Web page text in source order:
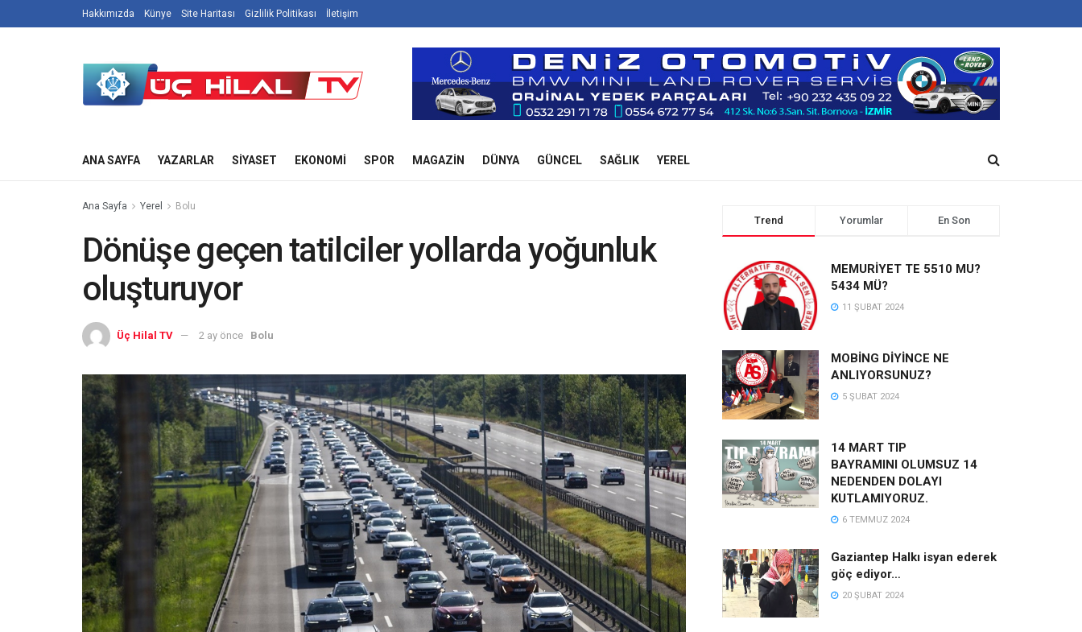
Hakkımızda Künye Site Haritası Gizlilik Politikası İletişim
ANA SAYFA YAZARLAR SIYASET EKONOMI SPOR MAGAZIN DÜNYA GÜNCEL SAĞLIK YEREL
Ana Sayfa Yerel Bolu
Dönüşe geçen tatilciler yollarda yoğunluk
oluşturuyor
Üç Hilal TV 2 ay önce Bolu
Trend Yorumlar En Son
MEMURİYET TE 5510 MU?
5434 MÜ?
11 ŞUBAT 2024
MOBİNG DİYİNCE NE
ANLIYORSUNUZ?
5 ŞUBAT 2024
14 MART TIP
BAYRAMINI OLUMSUZ 14
NEDENDEN DOLAYI
KUTLAMIYORUZ.
6 TEMMUZ 2024
Gaziantep Halkı isyan ederek
göç ediyor…
20 ŞUBAT 2024